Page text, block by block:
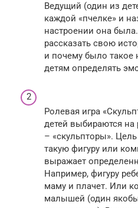
Ведущий (один из
каждой «пчелке» и
настроении она
рассказать свою
и почему было такое
детям определять
Ролевая игра
детей выбираются
– «скульпторы».
такую фигуру или
выражает
Например, фигуру
маму и плачет. Или
малышей (один якобы